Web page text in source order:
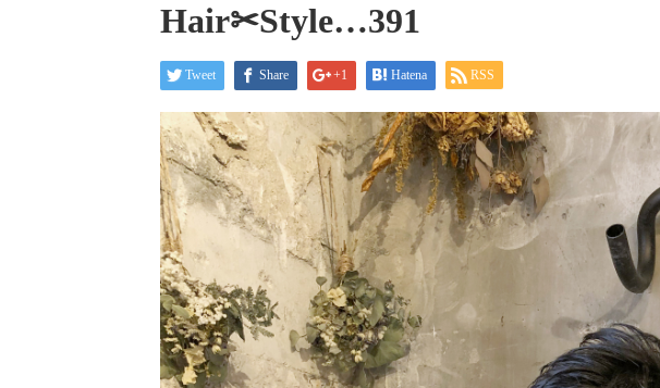
Hair✂︎Style…391
Tweet Share +1 Hatena RSS